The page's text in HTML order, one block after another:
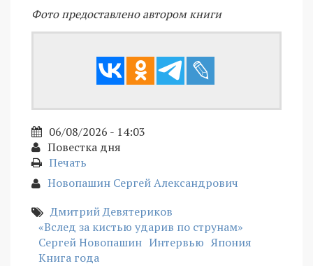
Фото предоставлено автором книги
06/08/2026 - 14:03
Повестка дня
Печать
Новопашин Сергей Александрович
Дмитрий Девятериков
«Вслед за кистью ударив по струнам»
Сергей Новопашин Интервью Япония
Книга года